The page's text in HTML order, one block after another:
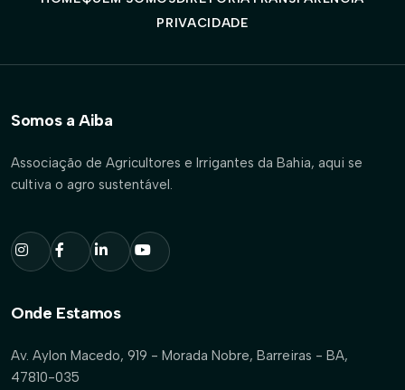
PRIVACIDADE
Somos a Aiba
Associação de Agricultores e Irrigantes da Bahia, aqui se
cultiva o agro sustentável.
Onde Estamos
Av. Aylon Macedo, 919 - Morada Nobre, Barreiras - BA,
47810-035